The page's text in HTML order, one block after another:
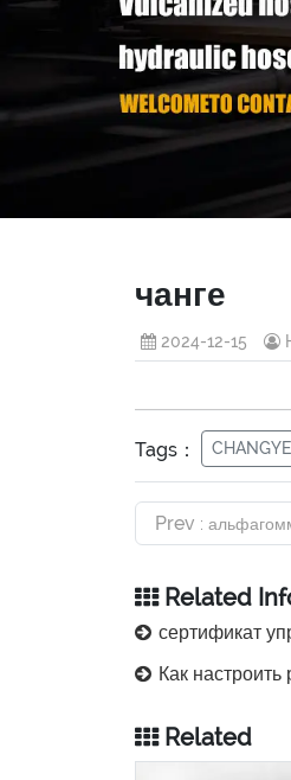
чанге
2024-12-15
Tags：
Prev :
Related
сертификат
Как настроить резиновые
Related